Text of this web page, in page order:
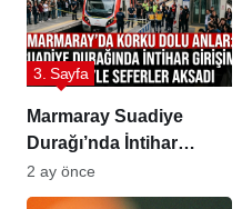
Marmaray Suadiye
Durağı’nda İntihar
Girişimi
3. Sayfa
2 ay önce